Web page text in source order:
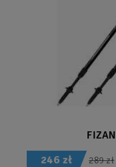
246 zł 289 zł